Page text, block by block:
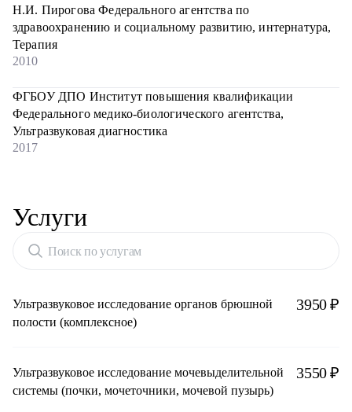
Н.И. Пирогова Федерального агентства по
здравоохранению и социальному развитию, интернатура,
Терапия
2010
ФГБОУ ДПО Институт повышения квалификации
Федерального медико-биологического агентства,
Ультразвуковая диагностика
2017
Услуги
Поиск по услугам
Ультразвуковое исследование органов брюшной
полости (комплексное)
3950 ₽
Ультразвуковое исследование мочевыделительной
системы (почки, мочеточники, мочевой пузырь)
3550 ₽